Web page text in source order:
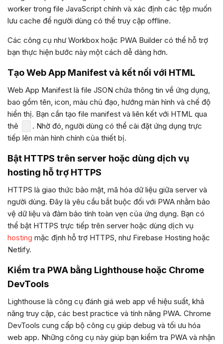
worker trong file JavaScript chính và xác định các tệp muốn
lưu cache để người dùng có thể truy cập offline.
Các công cụ như Workbox hoặc PWA Builder có thể hỗ trợ
bạn thực hiện bước này một cách dễ dàng hơn.
Tạo Web App Manifest và kết nối với HTML
Web App Manifest là file JSON chứa thông tin về ứng dụng,
bao gồm tên, icon, màu chủ đạo, hướng màn hình và chế độ
hiển thị. Bạn cần tạo file manifest và liên kết với HTML qua
thẻ
. Nhờ đó, người dùng có thể cài đặt ứng dụng trực
tiếp lên màn hình chính của thiết bị.
Bật HTTPS trên server hoặc dùng dịch vụ
hosting hỗ trợ HTTPS
HTTPS là giao thức bảo mật, mã hóa dữ liệu giữa server và
người dùng. Đây là yêu cầu bắt buộc đối với PWA nhằm bảo
vệ dữ liệu và đảm bảo tính toàn vẹn của ứng dụng. Bạn có
thể bật HTTPS trực tiếp trên server hoặc dùng dịch vụ
hosting mặc định hỗ trợ HTTPS, như Firebase Hosting hoặc
Netlify.
Kiểm tra PWA bằng Lighthouse hoặc Chrome
DevTools
Lighthouse là công cụ đánh giá web app về hiệu suất, khả
năng truy cập, các best practice và tính năng PWA. Chrome
DevTools cung cấp bộ công cụ giúp debug và tối ưu hóa
web app. Những công cụ này giúp bạn kiểm tra PWA và nhận